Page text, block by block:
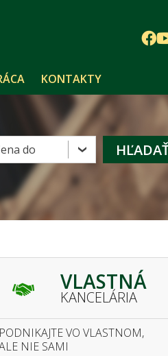
KONTAKTY
VLASTNÁ
KANCELÁRIA
PODNIKAJTE VO VLASTNOM,
NIE SAMI